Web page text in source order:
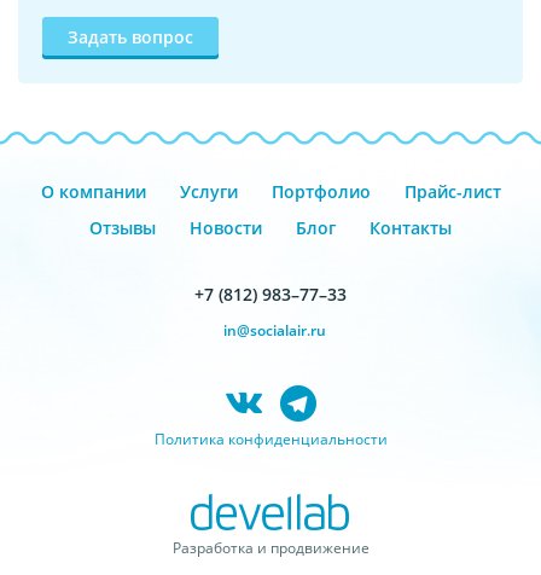
Задать вопрос
О компании Услуги Портфолио
Прайс-лист
Отзывы
Новости Блог Контакты
+7 (812) 983–77–33
in@socialair.ru
Политика конфиденциальности
Разработка и продвижение